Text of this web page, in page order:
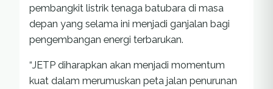
pembangkit listrik tenaga batubara di masa
depan yang selama ini menjadi ganjalan bagi
pengembangan energi terbarukan.
“JETP diharapkan akan menjadi momentum
kuat dalam merumuskan peta jalan penurunan